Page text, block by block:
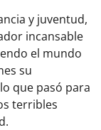
y juventud,
incansable
el mundo
su
que pasó para
terribles